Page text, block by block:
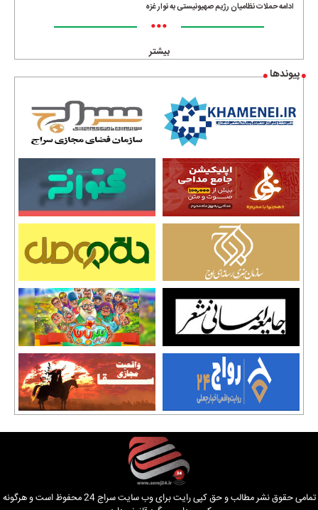
ادامه حملات نظامیان رژیم صهیونیستی به نوار غزه
•••
بیشتر
پیوندها
تمامی حقوق نشر مطالب و حق کپی رایت برای وب سایت سراج 24 محفوظ است و هرگونه